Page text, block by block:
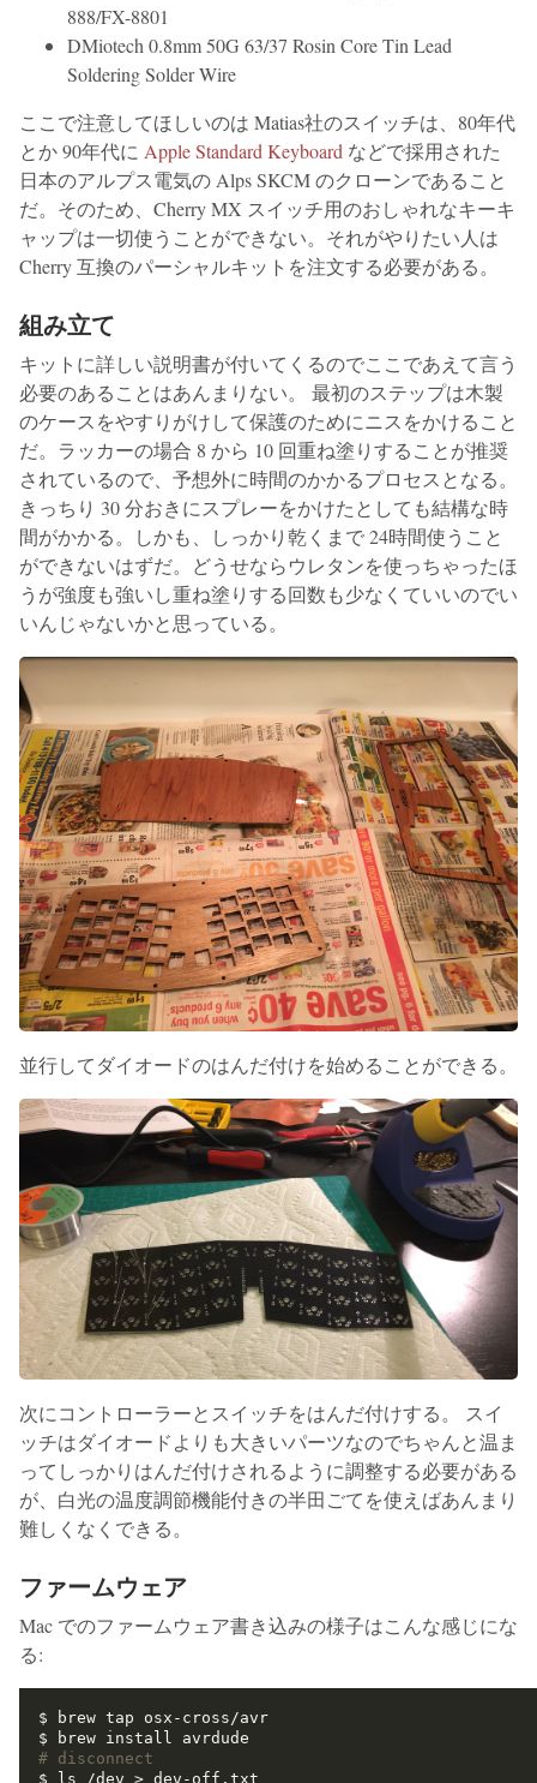
888/FX-8801
DMiotech 0.8mm 50G 63/37 Rosin Core Tin Lead
Soldering Solder Wire
ここで注意してほしいのは Matias社のスイッチは、80年代
とか 90年代に Apple Standard Keyboard などで採用された
日本のアルプス電気の Alps SKCM のクローンであること
だ。そのため、Cherry MX スイッチ用のおしゃれなキーキ
ャップは一切使うことができない。それがやりたい人は
Cherry 互換のパーシャルキットを注文する必要がある。
組み立て
キットに詳しい説明書が付いてくるのでここであえて言う
必要のあることはあんまりない。 最初のステップは木製
のケースをやすりがけして保護のためにニスをかけること
だ。ラッカーの場合 8 から 10 回重ね塗りすることが推奨
されているので、予想外に時間のかかるプロセスとなる。
きっちり 30 分おきにスプレーをかけたとしても結構な時
間がかかる。しかも、しっかり乾くまで 24時間使うこと
ができないはずだ。どうせならウレタンを使っちゃったほ
うが強度も強いし重ね塗りする回数も少なくていいのでい
いんじゃないかと思っている。
並行してダイオードのはんだ付けを始めることができる。
次にコントローラーとスイッチをはんだ付けする。 スイ
ッチはダイオードよりも大きいパーツなのでちゃんと温ま
ってしっかりはんだ付けされるように調整する必要がある
が、白光の温度調節機能付きの半田ごてを使えばあんまり
難しくなくできる。
ファームウェア
Mac でのファームウェア書き込みの様子はこんな感じにな
る:
# disconnect